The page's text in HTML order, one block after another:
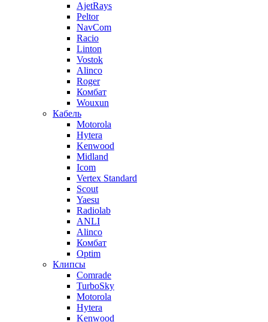
AjetRays
Peltor
NavCom
Racio
Linton
Vostok
Alinco
Roger
Комбат
Wouxun
Кабель
Motorola
Hytera
Kenwood
Midland
Icom
Vertex Standard
Scout
Yaesu
Radiolab
ANLI
Alinco
Комбат
Optim
Клипсы
Comrade
TurboSky
Motorola
Hytera
Kenwood